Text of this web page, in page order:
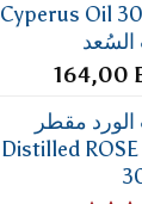
Cyperus Oil
164,00
مقطر
Distilled